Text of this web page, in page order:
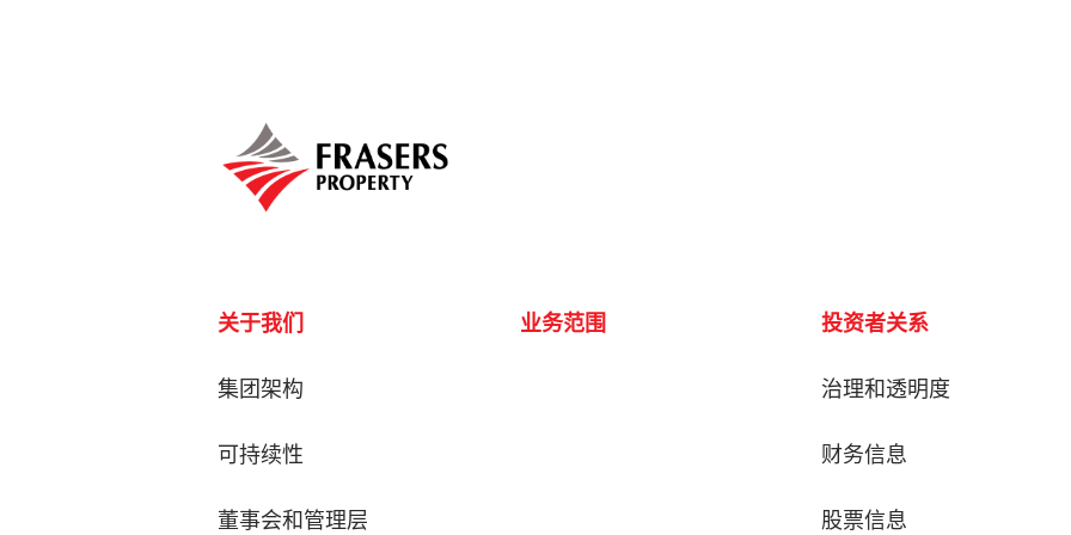
关于我们
集团架构
可持续性
董事会和管理层
业务范围 投资者关系
治理和透明度
财务信息
股票信息